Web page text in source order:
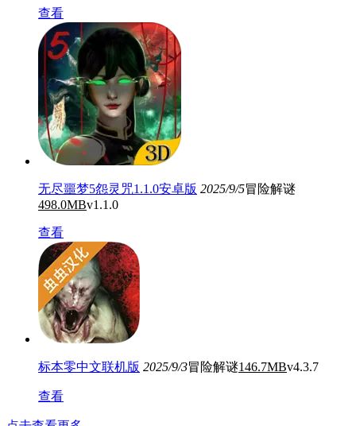
查看
无尽噩梦5怨灵咒1.1.0安卓版 2025/9/5冒险解谜
498.0MBv1.1.0
查看
标本零中文联机版 2025/9/3冒险解谜146.7MBv4.3.7
查看